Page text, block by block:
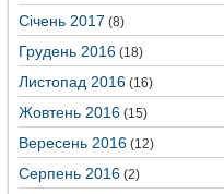
Січень 2017 (8)
Грудень 2016 (18)
Листопад 2016 (16)
Жовтень 2016 (15)
Вересень 2016 (12)
Серпень 2016 (2)